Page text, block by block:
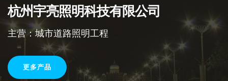
杭州宇亮照明科技有限公司
主营：城市道路照明工程
更多产品